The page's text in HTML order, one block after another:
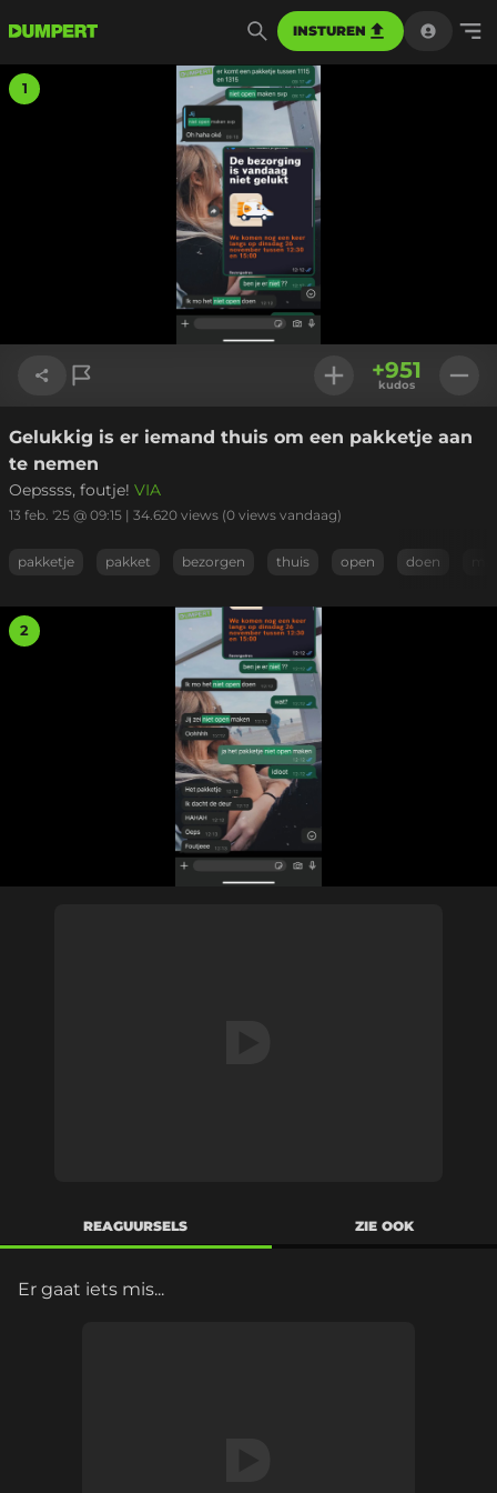
INSTUREN
1
Link kopiëren
+951
kudos
Gelukkig is er iemand thuis om een pakketje aan
te nemen
Oepssss, foutje! VIA
13 feb. '25 @ 09:15 | 34.620 views (0 views vandaag)
pakketje pakket bezorgen thuis open doen
2
REAGUURSELS ZIE OOK
Er gaat iets mis...